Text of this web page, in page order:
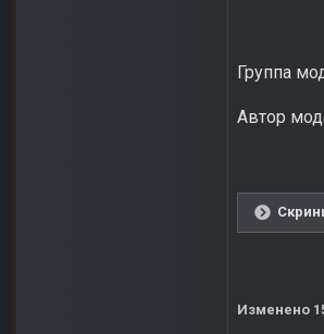
Группа
Автор
Изменено